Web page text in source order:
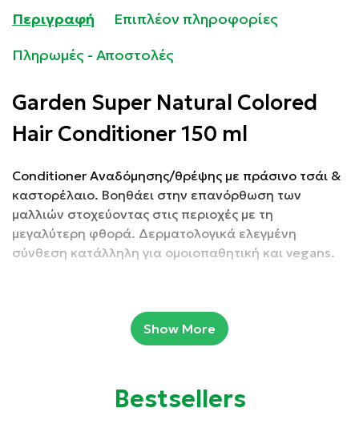
Περιγραφή
Επιπλέον πληροφορίες
Πληρωμές - Αποστολές
Garden Super Natural Colored
Hair Conditioner 150 ml
Conditioner Αναδόμησης/θρέψης με πράσινο τσάι &
καστορέλαιο. Βοηθάει στην επανόρθωση των
μαλλιών στοχεύοντας στις περιοχές με τη
μεγαλύτερη φθορά. Δερματολογικά ελεγμένη
σύνθεση κατάλληλη για ομοιοπαθητική και vegans.
Show More
Bestsellers